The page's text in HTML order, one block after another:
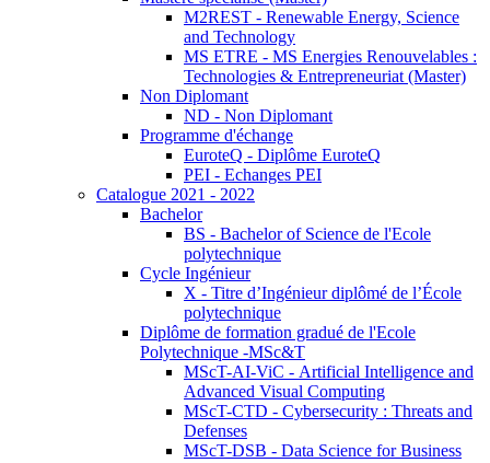
M2REST - Renewable Energy, Science
and Technology
MS ETRE - MS Energies Renouvelables :
Technologies & Entrepreneuriat (Master)
Non Diplomant
ND - Non Diplomant
Programme d'échange
EuroteQ - Diplôme EuroteQ
PEI - Echanges PEI
Catalogue 2021 - 2022
Bachelor
BS - Bachelor of Science de l'Ecole
polytechnique
Cycle Ingénieur
X - Titre d’Ingénieur diplômé de l’École
polytechnique
Diplôme de formation gradué de l'Ecole
Polytechnique -MSc&T
MScT-AI-ViC - Artificial Intelligence and
Advanced Visual Computing
MScT-CTD - Cybersecurity : Threats and
Defenses
MScT-DSB - Data Science for Business